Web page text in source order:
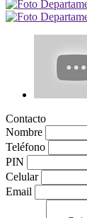
Contacto
Nombre
Teléfono
PIN
Celular
Email